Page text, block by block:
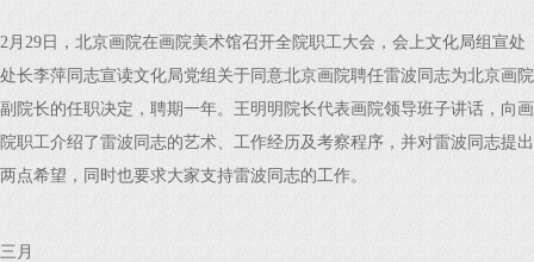
2月29日，北京画院在画院美术馆召开全院职工大会，会上文化局组宣处
处长李萍同志宣读文化局党组关于同意北京画院聘任雷波同志为北京画院
副院长的任职决定，聘期一年。王明明院长代表画院领导班子讲话，向画
院职工介绍了雷波同志的艺术、工作经历及考察程序，并对雷波同志提出
两点希望，同时也要求大家支持雷波同志的工作。
三月